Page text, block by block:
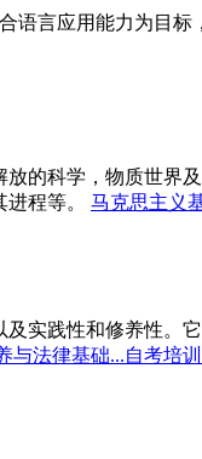
言应用能力为目
的科学，物质世界
程等。
马克思主义
实践性和修养性。
与法律基础...自考培训